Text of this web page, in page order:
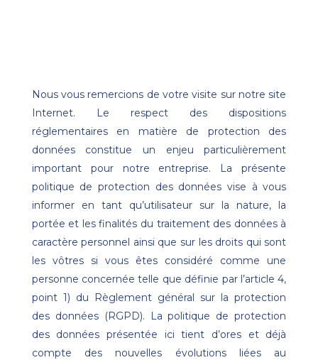
Nous vous remercions de votre visite sur notre site
Internet. Le respect des dispositions
réglementaires en matière de protection des
données constitue un enjeu particulièrement
important pour notre entreprise. La présente
politique de protection des données vise à vous
informer en tant qu’utilisateur sur la nature, la
portée et les finalités du traitement des données à
caractère personnel ainsi que sur les droits qui sont
les vôtres si vous êtes considéré comme une
personne concernée telle que définie par l’article 4,
point 1) du Règlement général sur la protection
des données (RGPD). La politique de protection
des données présentée ici tient d’ores et déjà
compte des nouvelles évolutions liées au